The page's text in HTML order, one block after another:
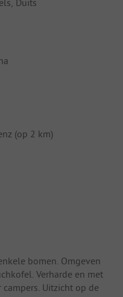
Duits
(op 2 km)
bomen. Omgeven
Verharde en met
Uitzicht op de